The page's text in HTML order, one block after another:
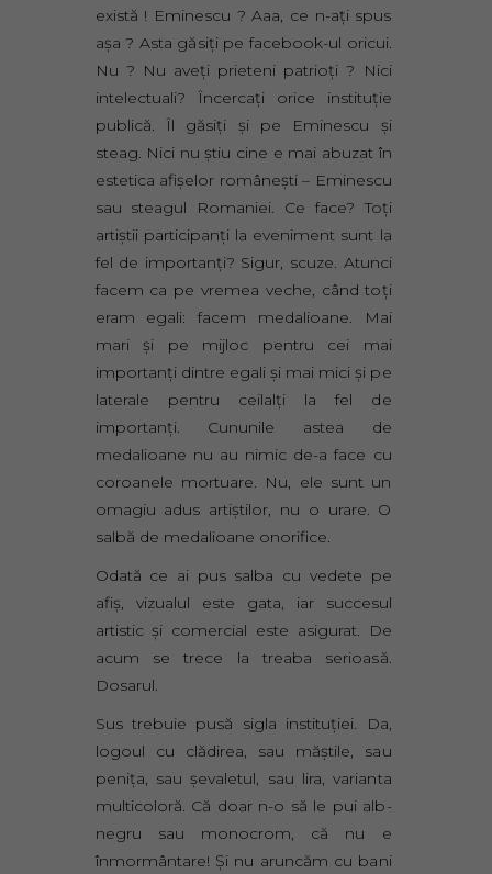
există ! Eminescu ? Aaa, ce n-aţi spus
aşa ? Asta găsiţi pe facebook-ul oricui.
Nu ? Nu aveţi prieteni patrioţi ? Nici
intelectuali? Încercaţi orice instituţie
publică. Îl găsiţi şi pe Eminescu şi
steag. Nici nu ştiu cine e mai abuzat în
estetica afişelor româneşti – Eminescu
sau steagul Romaniei. Ce face? Toţi
artiştii participanţi la eveniment sunt la
fel de importanţi? Sigur, scuze. Atunci
facem ca pe vremea veche, când toţi
eram egali: facem medalioane. Mai
mari şi pe mijloc pentru cei mai
importanţi dintre egali şi mai mici şi pe
laterale pentru ceilalţi la fel de
importanţi. Cununile astea de
medalioane nu au nimic de-a face cu
coroanele mortuare. Nu, ele sunt un
omagiu adus artiştilor, nu o urare. O
salbă de medalioane onorifice.
Odată ce ai pus salba cu vedete pe
afiş, vizualul este gata, iar succesul
artistic şi comercial este asigurat. De
acum se trece la treaba serioasă.
Dosarul.
Sus trebuie pusă sigla instituţiei. Da,
logoul cu clădirea, sau măştile, sau
peniţa, sau şevaletul, sau lira, varianta
multicoloră. Că doar n-o să le pui alb-
negru sau monocrom, că nu e
înmormântare! Şi nu aruncăm cu bani